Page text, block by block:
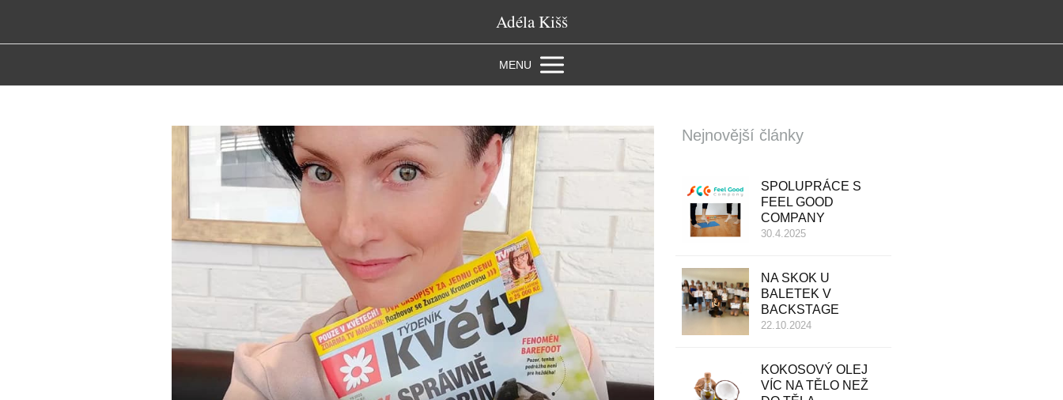
Adéla Kišš
MENU
Nejnovější články
SPOLUPRÁCE S
FEEL GOOD
COMPANY
30.4.2025
NA SKOK U
BALETEK V
BACKSTAGE
22.10.2024
KOKOSOVÝ OLEJ
VÍC NA TĚLO NEŽ